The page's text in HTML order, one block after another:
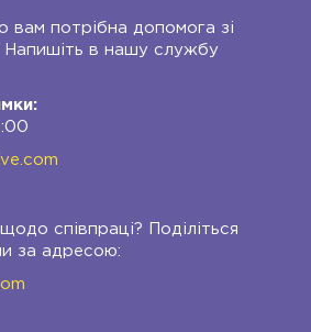
вам потрібна допомога зі
Напишіть в нашу службу
співпраці? Поділіться
за адресою: